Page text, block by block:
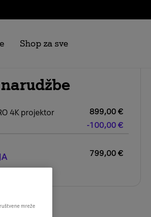
Shop za sve
4K projektor 899,00 €
-100,00 €
799,00 €
mreže